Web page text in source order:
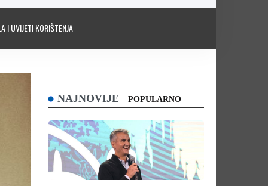
I UVIJETI KORIŠTENJA
NAJNOVIJE POPULARNO